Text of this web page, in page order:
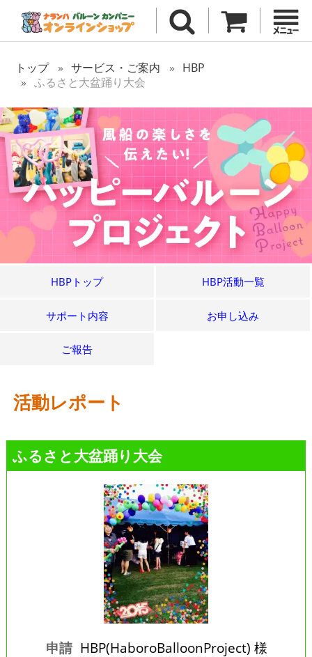
トップ サービス・ご案内
HBP
ふるさと大盆踊り大会
HBPトップ HBP活動一覧
サポート内容 お申し込み
ご報告
活動レポート
ふるさと大盆踊り大会
申請 HBP(HaboroBalloonProject) 様